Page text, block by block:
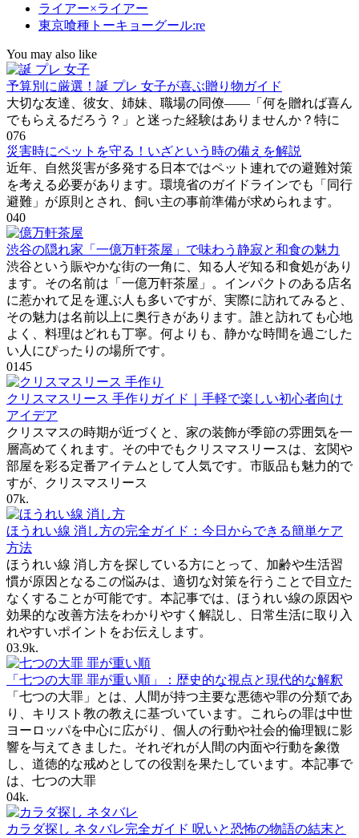
ライアー×ライアー
東京喰種トーキョーグール:re
You may also like
予算別に厳選！誕 プレ 女子が喜ぶ贈り物ガイド
大切な友達、彼女、姉妹、職場の同僚――「何を贈れば喜ん
でもらえるだろう？」と迷った経験はありませんか？特に
076
災害時にペットを守る！いざという時の備えを解説
近年、自然災害が多発する日本ではペット連れでの避難対策
を考える必要があります。環境省のガイドラインでも「同行
避難」が原則とされ、飼い主の事前準備が求められます。
040
渋谷の隠れ家「一億万軒茶屋」で味わう静寂と和食の魅力
渋谷という賑やかな街の一角に、知る人ぞ知る和食処があり
ます。その名前は「一億万軒茶屋」。インパクトのある店名
に惹かれて足を運ぶ人も多いですが、実際に訪れてみると、
その魅力は名前以上に奥行きがあります。誰と訪れても心地
よく、料理はどれも丁寧。何よりも、静かな時間を過ごした
い人にぴったりの場所です。
0145
クリスマスリース 手作りガイド｜手軽で楽しい初心者向け
アイデア
クリスマスの時期が近づくと、家の装飾が季節の雰囲気を一
層高めてくれます。その中でもクリスマスリースは、玄関や
部屋を彩る定番アイテムとして人気です。市販品も魅力的で
すが、クリスマスリース
07k.
ほうれい線 消し方の完全ガイド：今日からできる簡単ケア
方法
ほうれい線 消し方を探している方にとって、加齢や生活習
慣が原因となるこの悩みは、適切な対策を行うことで目立た
なくすることが可能です。本記事では、ほうれい線の原因や
効果的な改善方法をわかりやすく解説し、日常生活に取り入
れやすいポイントをお伝えします。
03.9k.
「七つの大罪 罪が重い順」：歴史的な視点と現代的な解釈
「七つの大罪」とは、人間が持つ主要な悪徳や罪の分類であ
り、キリスト教の教えに基づいています。これらの罪は中世
ヨーロッパを中心に広がり、個人の行動や社会的倫理観に影
響を与えてきました。それぞれが人間の内面や行動を象徴
し、道徳的な戒めとしての役割を果たしています。本記事で
は、七つの大罪
04k.
カラダ探し ネタバレ完全ガイド 呪いと恐怖の物語の結末と